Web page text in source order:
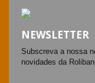
NEWSLETTER
Subscreva a nossa
novidades da